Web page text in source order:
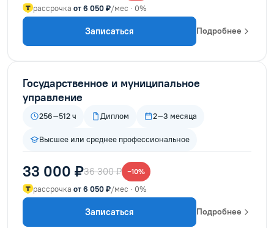
рассрочка от 6 050 ₽/мес · 0%
Записаться Подробнее
Государственное и муниципальное
управление
256–512 ч Диплом 2–3 месяца
Высшее или среднее профессиональное
33 000 ₽36 300 ₽ −10%
рассрочка от 6 050 ₽/мес · 0%
Записаться Подробнее